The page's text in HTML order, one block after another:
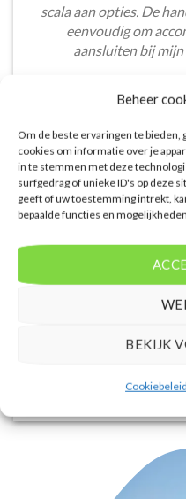
Beheer
Om de beste ervaringen te
cookies om informatie over je
in te stemmen met deze
surfgedrag of unieke ID's op deze
geeft of uw toestemming intrekt,
bepaalde functies en
BEKIJK
Cookiebeleid
scala aan opties. De
eenvoudig om
aansluiten bij
De aangeboden
gezinsvriendelijke
omvatten
Daarnaast ben ik
Femke van